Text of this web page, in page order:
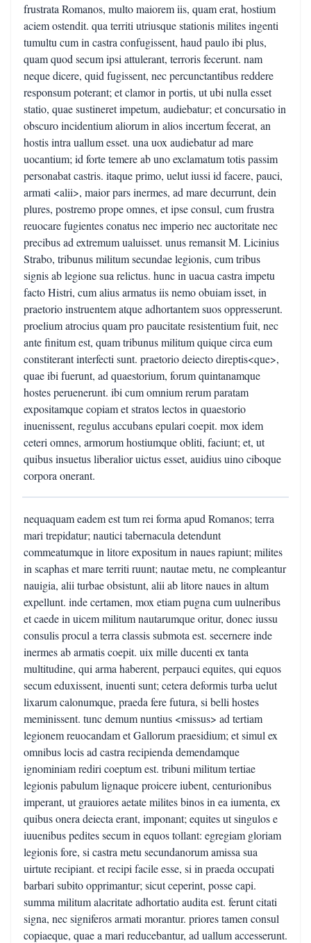
frustrata Romanos, multo maiorem iis, quam erat, hostium
aciem ostendit. qua territi utriusque stationis milites ingenti
tumultu cum in castra confugissent, haud paulo ibi plus,
quam quod secum ipsi attulerant, terroris fecerunt. nam
neque dicere, quid fugissent, nec percunctantibus reddere
responsum poterant; et clamor in portis, ut ubi nulla esset
statio, quae sustineret impetum, audiebatur; et concursatio in
obscuro incidentium aliorum in alios incertum fecerat, an
hostis intra uallum esset. una uox audiebatur ad mare
uocantium; id forte temere ab uno exclamatum totis passim
personabat castris. itaque primo, uelut iussi id facere, pauci,
armati <alii>, maior pars inermes, ad mare decurrunt, dein
plures, postremo prope omnes, et ipse consul, cum frustra
reuocare fugientes conatus nec imperio nec auctoritate nec
precibus ad extremum ualuisset. unus remansit M. Licinius
Strabo, tribunus militum secundae legionis, cum tribus
signis ab legione sua relictus. hunc in uacua castra impetu
facto Histri, cum alius armatus iis nemo obuiam isset, in
praetorio instruentem atque adhortantem suos oppresserunt.
proelium atrocius quam pro paucitate resistentium fuit, nec
ante finitum est, quam tribunus militum quique circa eum
constiterant interfecti sunt. praetorio deiecto direptis<que>,
quae ibi fuerunt, ad quaestorium, forum quintanamque
hostes peruenerunt. ibi cum omnium rerum paratam
expositamque copiam et stratos lectos in quaestorio
inuenissent, regulus accubans epulari coepit. mox idem
ceteri omnes, armorum hostiumque obliti, faciunt; et, ut
quibus insuetus liberalior uictus esset, auidius uino ciboque
corpora onerant.
nequaquam eadem est tum rei forma apud Romanos; terra
mari trepidatur; nautici tabernacula detendunt
commeatumque in litore expositum in naues rapiunt; milites
in scaphas et mare territi ruunt; nautae metu, ne compleantur
nauigia, alii turbae obsistunt, alii ab litore naues in altum
expellunt. inde certamen, mox etiam pugna cum uulneribus
et caede in uicem militum nautarumque oritur, donec iussu
consulis procul a terra classis submota est. secernere inde
inermes ab armatis coepit. uix mille ducenti ex tanta
multitudine, qui arma haberent, perpauci equites, qui equos
secum eduxissent, inuenti sunt; cetera deformis turba uelut
lixarum calonumque, praeda fere futura, si belli hostes
meminissent. tunc demum nuntius <missus> ad tertiam
legionem reuocandam et Gallorum praesidium; et simul ex
omnibus locis ad castra recipienda demendamque
ignominiam rediri coeptum est. tribuni militum tertiae
legionis pabulum lignaque proicere iubent, centurionibus
imperant, ut grauiores aetate milites binos in ea iumenta, ex
quibus onera deiecta erant, imponant; equites ut singulos e
iuuenibus pedites secum in equos tollant: egregiam gloriam
legionis fore, si castra metu secundanorum amissa sua
uirtute recipiant. et recipi facile esse, si in praeda occupati
barbari subito opprimantur; sicut ceperint, posse capi.
summa militum alacritate adhortatio audita est. ferunt citati
signa, nec signiferos armati morantur. priores tamen consul
copiaeque, quae a mari reducebantur, ad uallum accesserunt.